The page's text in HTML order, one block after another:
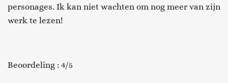
personages. Ik kan niet wachten om nog meer van zijn
werk te lezen!
Beoordeling : 4/5